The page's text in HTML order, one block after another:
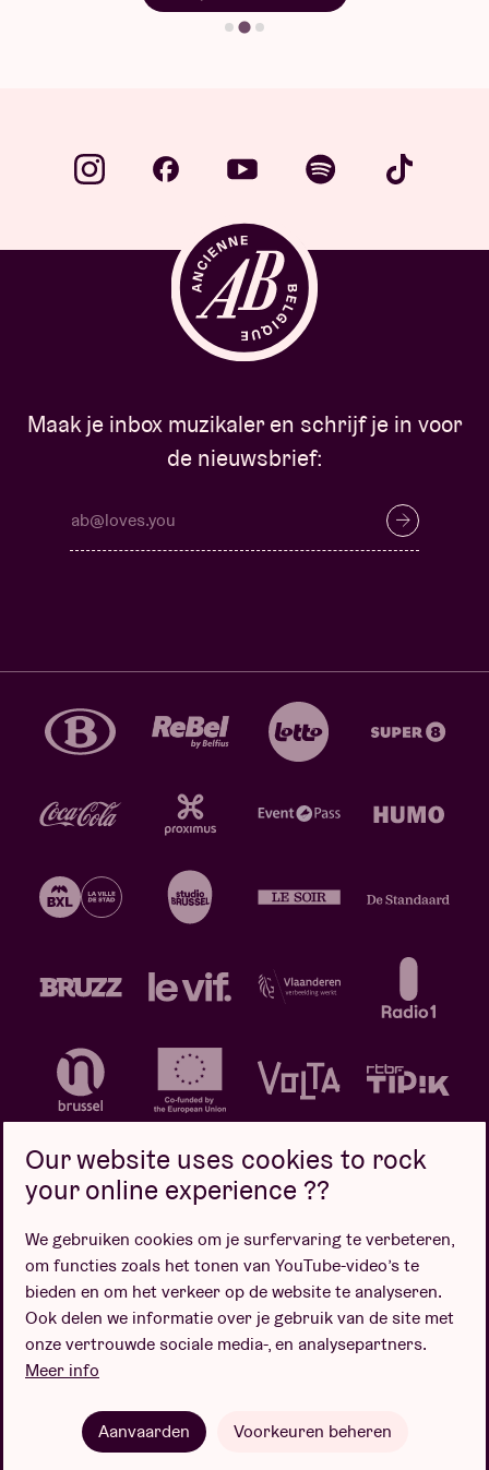
Maak je inbox muzikaler en schrijf je in voor
de nieuwsbrief:
Privacybeleid Cookiebeleid
Verkoopsvoorwaarden
Design door
Our website uses cookies to rock
your online experience ??
We gebruiken cookies om je surfervaring te verbeteren,
om functies zoals het tonen van YouTube-video’s te
bieden en om het verkeer op de website te analyseren.
Ook delen we informatie over je gebruik van de site met
onze vertrouwde sociale media-, en analysepartners.
Meer info
Aanvaarden Voorkeuren beheren